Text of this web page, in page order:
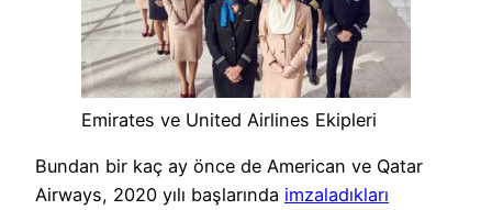
Emirates ve United Airlines Ekipleri
Bundan bir kaç ay önce de American ve Qatar
Airways, 2020 yılı başlarında imzaladıkları